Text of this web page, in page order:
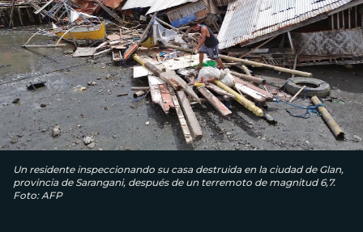
Un residente inspeccionando su casa destruida en la ciudad de Glan,
provincia de Sarangani, después de un terremoto de magnitud 6,7.
Foto: AFP